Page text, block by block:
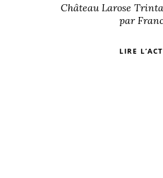
Château Larose
par
LIRE